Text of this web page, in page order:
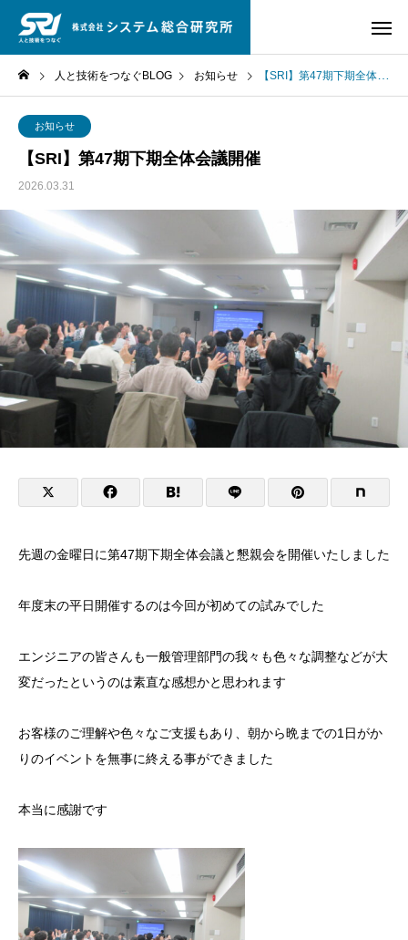
人と技術をつなぐBLOG お知らせ 【SRI】第47期下期全体会議開催
お知らせ
【SRI】第47期下期全体会議開催
2026.03.31
先週の金曜日に第47期下期全体会議と懇親会を開催いたしました
年度末の平日開催するのは今回が初めての試みでした
エンジニアの皆さんも一般管理部門の我々も色々な調整などが大
変だったというのは素直な感想かと思われます
お客様のご理解や色々なご支援もあり、朝から晩までの1日がか
りのイベントを無事に終える事ができました
本当に感謝です